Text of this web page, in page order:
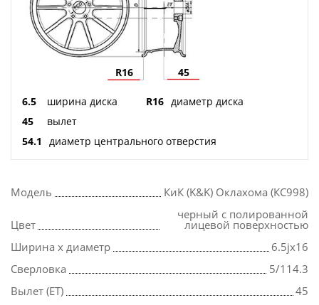
R16 45
6.5 ширина диска R16 диаметр диска
45
вылет
54.1
диаметр центрального отверстия
Модель КиК (K&K) Оклахома (КС998)
Цвет
черный с полированной
лицевой поверхностью
Ширина х диаметр
6.5jx16
Сверловка
5/114.3
Вылет (ET)
45